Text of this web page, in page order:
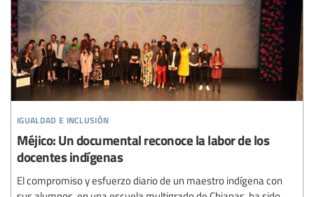
igualdad e inclusión
Méjico: Un documental reconoce la labor de los
docentes indígenas
El compromiso y esfuerzo diario de un maestro indígena con